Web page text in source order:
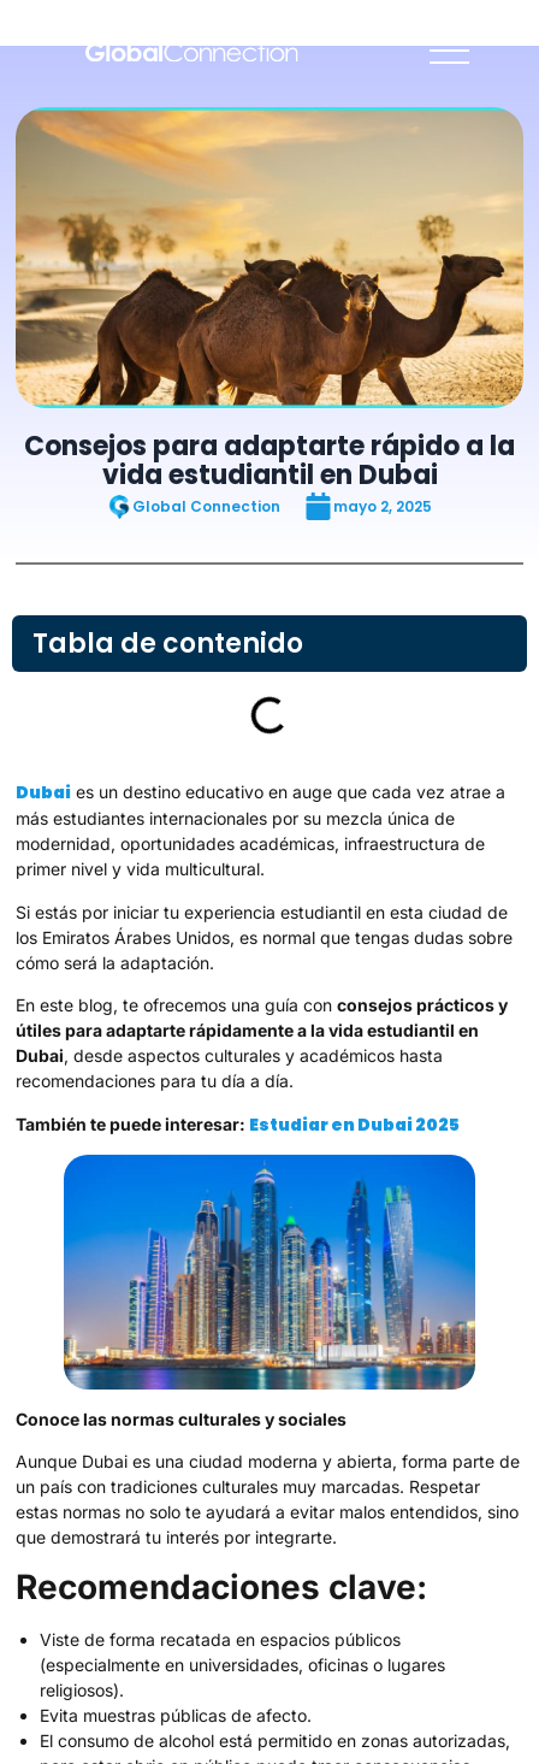
Consejos para adaptarte rápido a la
vida estudiantil en Dubai
Global Connection mayo 2, 2025
Tabla de contenido
Dubai es un destino educativo en auge que cada vez atrae a
más estudiantes internacionales por su mezcla única de
modernidad, oportunidades académicas, infraestructura de
primer nivel y vida multicultural.
Si estás por iniciar tu experiencia estudiantil en esta ciudad de
los Emiratos Árabes Unidos, es normal que tengas dudas sobre
cómo será la adaptación.
En este blog, te ofrecemos una guía conconsejos prácticos y
útiles para adaptarte rápidamente a la vida estudiantil en
Dubai, desde aspectos culturales y académicos hasta
recomendaciones para tu día a día.
También te puede interesar: Estudiar en Dubai 2025
Conoce las normas culturales y sociales
Aunque Dubai es una ciudad moderna y abierta, forma parte de
un país con tradiciones culturales muy marcadas. Respetar
estas normas no solo te ayudará a evitar malos entendidos, sino
que demostrará tu interés por integrarte.
Recomendaciones clave:
Viste de forma recatada en espacios públicos
(especialmente en universidades, oficinas o lugares
religiosos).
Evita muestras públicas de afecto.
El consumo de alcohol está permitido en zonas autorizadas,